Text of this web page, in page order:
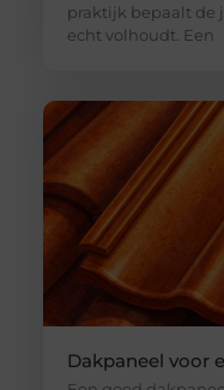
praktijk bepaalt de
echt volhoudt. Een
Dakpaneel voor